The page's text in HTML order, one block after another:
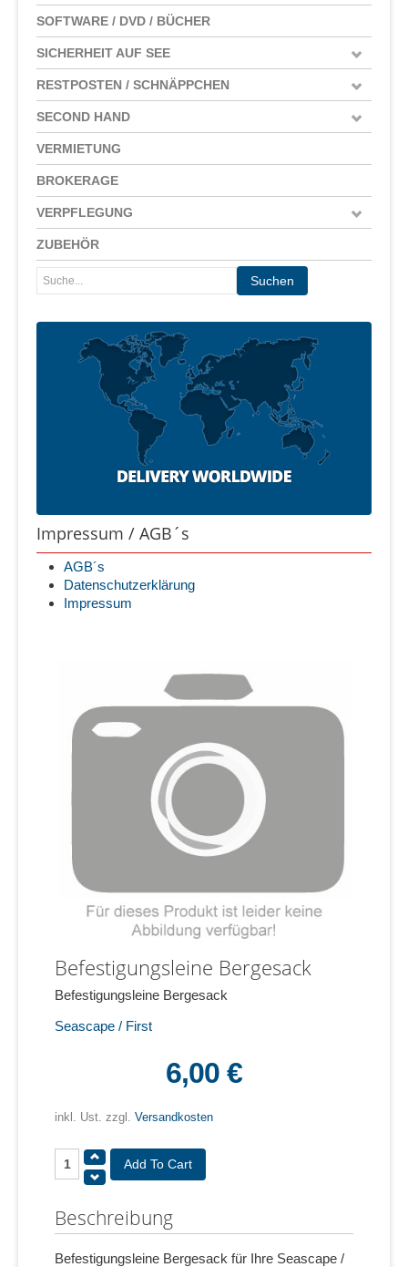
SOFTWARE / DVD / BÜCHER
SICHERHEIT AUF SEE
RESTPOSTEN / SCHNÄPPCHEN
SECOND HAND
VERMIETUNG
BROKERAGE
VERPFLEGUNG
ZUBEHÖR
Impressum / AGB´s
AGB´s
Datenschutzerklärung
Impressum
Befestigungsleine Bergesack
Befestigungsleine Bergesack
Seascape / First
6,00 €
inkl. Ust. zzgl. Versandkosten
Beschreibung
Befestigungsleine Bergesack für Ihre Seascape /